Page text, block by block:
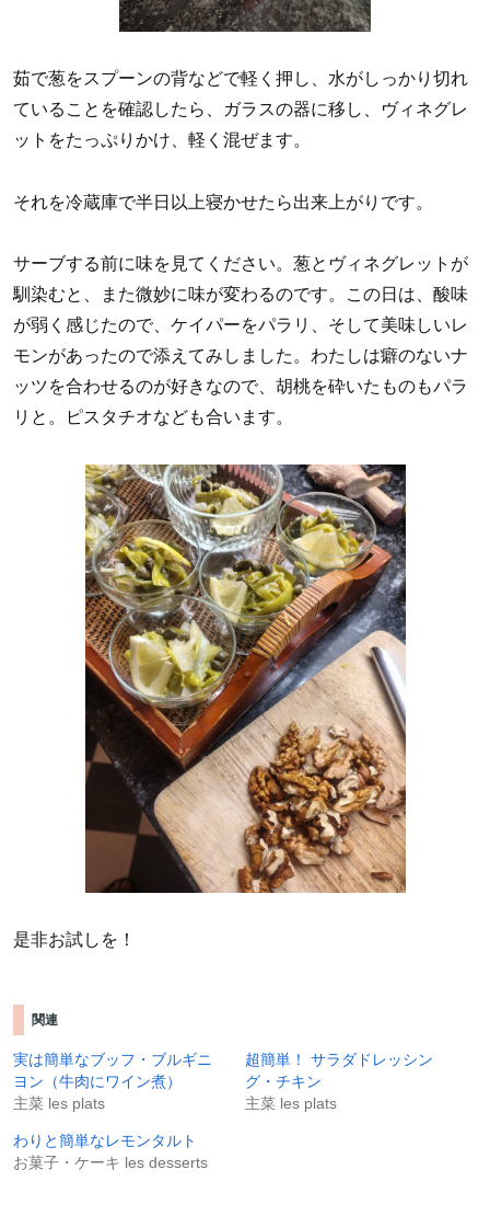
茹で葱をスプーンの背などで軽く押し、水がしっかり切れ
ていることを確認したら、ガラスの器に移し、ヴィネグレ
ットをたっぷりかけ、軽く混ぜます。
それを冷蔵庫で半日以上寝かせたら出来上がりです。
サーブする前に味を見てください。葱とヴィネグレットが
馴染むと、また微妙に味が変わるのです。この日は、酸味
が弱く感じたので、ケイパーをパラリ、そして美味しいレ
モンがあったので添えてみしました。わたしは癖のないナ
ッツを合わせるのが好きなので、胡桃を砕いたものもパラ
リと。ピスタチオなども合います。
是非お試しを！
関連
実は簡単なブッフ・ブルギニ
ヨン（牛肉にワイン煮）
主菜 les plats
超簡単！ サラダドレッシン
グ・チキン
主菜 les plats
わりと簡単なレモンタルト
お菓子・ケーキ les desserts